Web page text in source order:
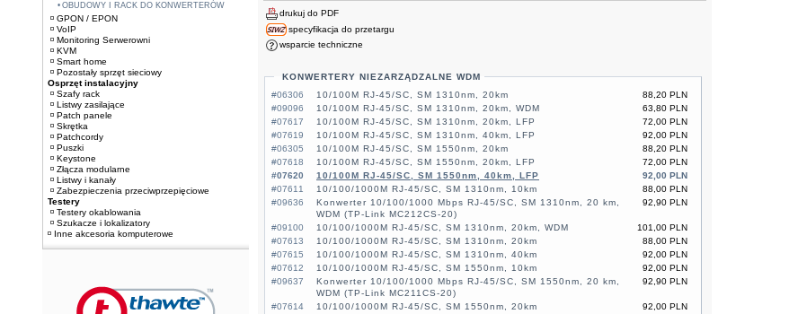
drukuj do PDF
specyfikacja do przetargu
wsparcie techniczne
KONWERTERY NIEZARZĄDZALNE WDM
#06306
88,20 PLN
10/100M RJ-45/SC, SM 1310nm, 20km
#09096
63,80 PLN
10/100M RJ-45/SC, SM 1310nm, 20km, WDM
#07617
72,00 PLN
10/100M RJ-45/SC, SM 1310nm, 20km, LFP
#07619
92,00 PLN
10/100M RJ-45/SC, SM 1310nm, 40km, LFP
#06305
88,20 PLN
10/100M RJ-45/SC, SM 1550nm, 20km
#07618
72,00 PLN
10/100M RJ-45/SC, SM 1550nm, 20km, LFP
#07620
92,00 PLN
10/100M RJ-45/SC, SM 1550nm, 40km, LFP
#07611
88,00 PLN
10/100/1000M RJ-45/SC, SM 1310nm, 10km
#09636
92,90 PLN
Konwerter 10/100/1000 Mbps RJ-45/SC, SM 1310nm, 20 km,
WDM (TP-Link MC212CS-20)
#09100
101,00 PLN
10/100/1000M RJ-45/SC, SM 1310nm, 20km, WDM
#07613
88,00 PLN
10/100/1000M RJ-45/SC, SM 1310nm, 20km
#07615
92,00 PLN
10/100/1000M RJ-45/SC, SM 1310nm, 40km
#07612
92,00 PLN
10/100/1000M RJ-45/SC, SM 1550nm, 10km
#09637
92,90 PLN
Konwerter 10/100/1000 Mbps RJ-45/SC, SM 1550nm, 20 km,
WDM (TP-Link MC211CS-20)
#07614
92,00 PLN
10/100/1000M RJ-45/SC, SM 1550nm, 20km
OBUDOWY I RACK DO KONWERTERÓW
GPON / EPON
VoIP
Monitoring Serwerowni
KVM
Smart home
Pozostały sprzęt sieciowy
Osprzęt instalacyjny
Szafy rack
Listwy zasilające
Patch panele
Skrętka
Patchcordy
Puszki
Keystone
Złącza modularne
Listwy i kanały
Zabezpieczenia przeciwprzepięciowe
Testery
Testery okablowania
Szukacze i lokalizatory
Inne akcesoria komputerowe